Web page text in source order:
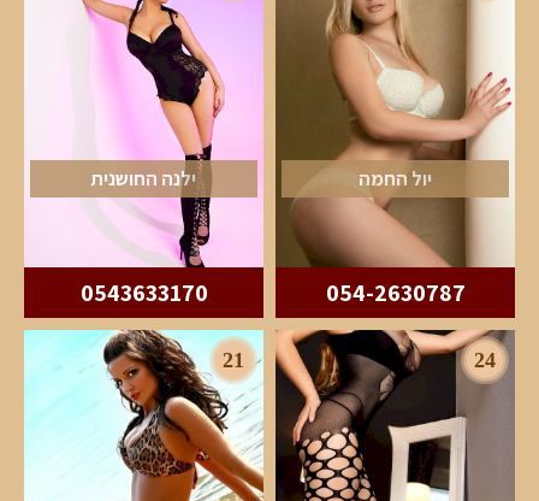
יול החמה
054-2630787
ילנה החושנית
0543633170
24
21